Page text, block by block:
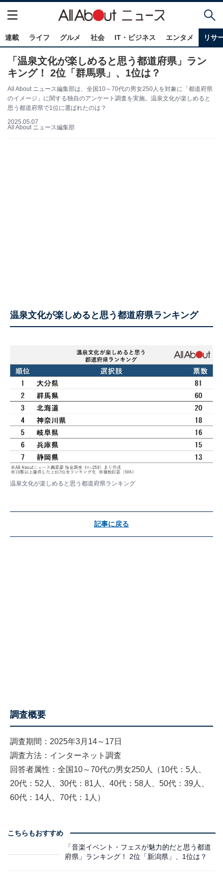
連載 ライフ グルメ 社会 IT・ビジネス エンタメ リサ
「温泉文化が楽しめると思う都道府県」ラン
キング！ 2位「群馬県」、1位は？
All About ニュース編集部は、全国10～70代の男女250人を対象に「都道府県
のイメージ」に関する独自のアンケート調査を実施。温泉文化が楽しめると
思う都道府県で1位に選ばれたのは？
2025.05.07
All About ニュース編集部
温泉文化が楽しめると思う都道府県ランキング
温泉文化が楽しめると思う都道府県ランキング
記事に戻る
調査概要
調査期間：2025年3月14～17日
調査方法：インターネット調査
回答者属性：全国10～70代の男女250人（10代：5人、
20代：52人、30代：81人、40代：58人、50代：39人、
60代：14人、70代：1人）
こちらもおすすめ
「音楽イベント・フェスが魅力的だと思う都道
府県」ランキング！ 2位「新潟県」、1位は？